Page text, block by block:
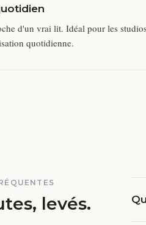
d'un vrai lit. Idéal pour les
quotidienne.
levés.